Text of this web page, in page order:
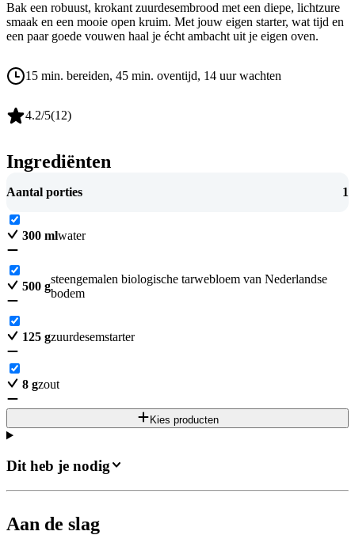
Bak een robuust, krokant zuurdesembrood met een diepe, lichtzure
smaak en een mooie open kruim. Met jouw eigen starter, wat tijd en
een paar goede vouwen haal je écht ambacht uit je eigen oven.
15 min. bereiden, 45 min. oventijd, 14 uur wachten
4.2/5(12)
Ingrediënten
Aantal porties 1
300 mlwater
500 g
steengemalen biologische tarwebloem van Nederlandse
bodem
125 gzuurdesemstarter
8 gzout
Kies producten
Dit heb je nodig
Aan de slag